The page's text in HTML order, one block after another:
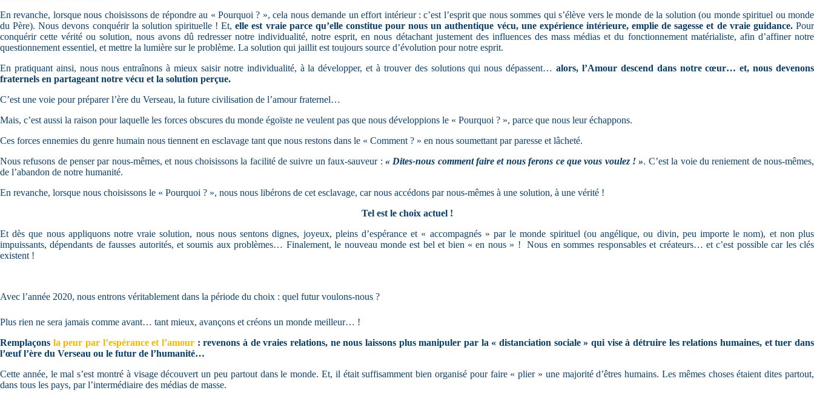
En revanche, lorsque nous choisissons de répondre au « Pourquoi ? », cela nous demande un effort intérieur : c’est l’esprit que nous sommes qui s’élève vers le monde de la solution (ou monde spirituel ou monde
du Père). Nous devons conquérir la solution spirituelle ! Et,elle est vraie parce qu’elle constitue pour nous un authentique vécu, une expérience intérieure, emplie de sagesse et de vraie guidance.Pour
conquérir cette vérité ou solution, nous avons dû redresser notre individualité, notre esprit, en nous détachant justement des influences des mass médias et du fonctionnement matérialiste, afin d’affiner notre
questionnement essentiel, et mettre la lumière sur le problème. La solution qui jaillit est toujours source d’évolution pour notre esprit.
En pratiquant ainsi, nous nous entraînons à mieux saisir notre individualité, à la développer, et à trouver des solutions qui nous dépassent…alors, l’Amour descend dans notre cœur… et, nous devenons
fraternels en partageant notre vécu et la solution perçue.
C’est une voie pour préparer l’ère du Verseau, la future civilisation de l’amour fraternel…
Mais, c’est aussi la raison pour laquelle les forces obscures du monde égoïste ne veulent pas que nous développions le « Pourquoi ? », parce que nous leur échappons.
Ces forces ennemies du genre humain nous tiennent en esclavage tant que nous restons dans le « Comment ? » en nous soumettant par paresse et lâcheté.
Nous refusons de penser par nous-mêmes, et nous choisissons la facilité de suivre un faux-sauveur : « Dites-nous comment faire et nous ferons ce que vous voulez ! ». C’est la voie du reniement de nous-mêmes,
de l’abandon de notre humanité.
En revanche, lorsque nous choisissons le « Pourquoi ? », nous nous libérons de cet esclavage, car nous accédons par nous-mêmes à une solution, à une vérité !
Tel est le choix actuel !
Et dès que nous appliquons notre vraie solution, nous nous sentons dignes, joyeux, pleins d’espérance et « accompagnés » par le monde spirituel (ou angélique, ou divin, peu importe le nom), et non plus
impuissants, dépendants de fausses autorités, et soumis aux problèmes… Finalement, le nouveau monde est bel et bien « en nous » ! Nous en sommes responsables et créateurs… et c’est possible car les clés
existent !
Avec l’année 2020, nous entrons véritablement dans la période du choix : quel futur voulons-nous ?
Plus rien ne sera jamais comme avant… tant mieux, avançons et créons un monde meilleur… !
Remplaçons la peur par l’espérance et l’amour : revenons à de vraies relations, ne nous laissons plus manipuler par la « distanciation sociale » qui vise à détruire les relations humaines, et tuer dans
l’œuf l’ère du Verseau ou le futur de l’humanité…
Cette année, le mal s’est montré à visage découvert un peu partout dans le monde. Et, il était suffisamment bien organisé pour faire « plier » une majorité d’êtres humains. Les mêmes choses étaient dites partout,
dans tous les pays, par l’intermédiaire des médias de masse.